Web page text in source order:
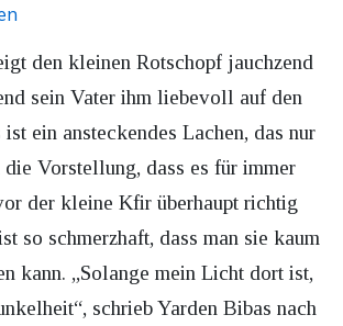
den kleinen Rotschopf jauchzend
sein Vater ihm liebevoll auf den
ein ansteckendes Lachen, das nur
die Vorstellung, dass es für immer
der kleine Kfir überhaupt richtig
so schmerzhaft, dass man sie kaum
kann. „Solange mein Licht dort ist,
schrieb Yarden Bibas nach